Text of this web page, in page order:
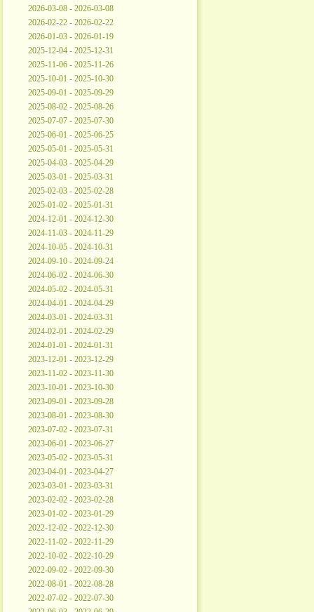
2026-03-08 - 2026-03-08
2026-02-22 - 2026-02-22
2026-01-03 - 2026-01-19
2025-12-04 - 2025-12-31
2025-11-06 - 2025-11-26
2025-10-01 - 2025-10-30
2025-09-01 - 2025-09-29
2025-08-02 - 2025-08-26
2025-07-07 - 2025-07-30
2025-06-01 - 2025-06-25
2025-05-01 - 2025-05-31
2025-04-03 - 2025-04-29
2025-03-01 - 2025-03-31
2025-02-03 - 2025-02-28
2025-01-02 - 2025-01-31
2024-12-01 - 2024-12-30
2024-11-03 - 2024-11-29
2024-10-05 - 2024-10-31
2024-09-10 - 2024-09-24
2024-06-02 - 2024-06-30
2024-05-02 - 2024-05-31
2024-04-01 - 2024-04-29
2024-03-01 - 2024-03-31
2024-02-01 - 2024-02-29
2024-01-01 - 2024-01-31
2023-12-01 - 2023-12-29
2023-11-02 - 2023-11-30
2023-10-01 - 2023-10-30
2023-09-01 - 2023-09-28
2023-08-01 - 2023-08-30
2023-07-02 - 2023-07-31
2023-06-01 - 2023-06-27
2023-05-02 - 2023-05-31
2023-04-01 - 2023-04-27
2023-03-01 - 2023-03-31
2023-02-02 - 2023-02-28
2023-01-02 - 2023-01-29
2022-12-02 - 2022-12-30
2022-11-02 - 2022-11-29
2022-10-02 - 2022-10-29
2022-09-02 - 2022-09-30
2022-08-01 - 2022-08-28
2022-07-02 - 2022-07-30